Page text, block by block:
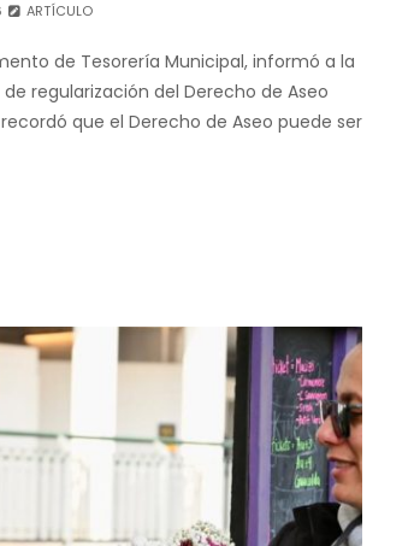
ARTÍCULO
de Tesorería Municipal, informó a la
regularización del Derecho de Aseo
que el Derecho de Aseo puede ser